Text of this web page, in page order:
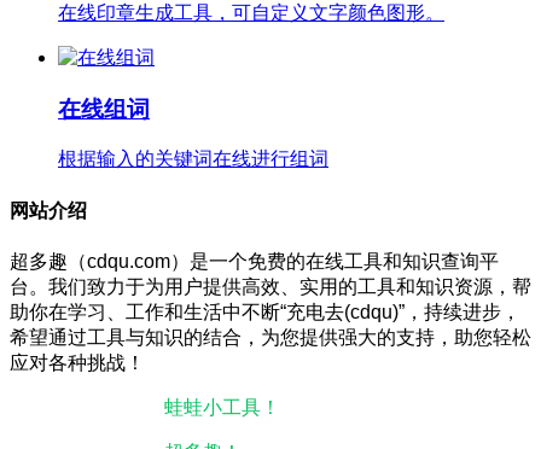
在线印章生成工具，可自定义文字颜色图形。
在线组词
根据输入的关键词在线进行组词
网站介绍
超多趣（cdqu.com）是一个免费的在线工具和知识查询平
台。我们致力于为用户提供高效、实用的工具和知识资源，帮
助你在学习、工作和生活中不断“充电去(cdqu)”，持续进步，
希望通过工具与知识的结合，为您提供强大的支持，助您轻松
应对各种挑战！
蛙蛙小工具！